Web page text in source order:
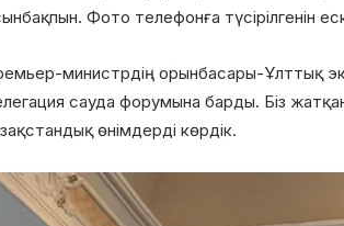
Фото телефонға түсірілгенін
министрдің орынбасары-Ұлттық
сауда форумына барды. Біз
өнімдерді көрдік.